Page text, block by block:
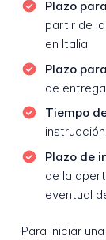
Plazo
partir de
en Italia
Plazo
de
Tiempo
Plazo de
de la
eventual
Para iniciar